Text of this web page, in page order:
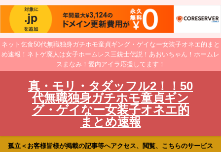
ネット乞食50代無職独身ガチホモ童貞ギング・ゲイなー女装子オネエ的まと
め速報！ネトゲ廃人は女子ホームレス三銃士伝説！あおいちゃん！ホームレ
スまなみ！愛内アイラ応援してます！
真・モリ・タダッフル2！！50
代無職独身ガチホモ童貞ギン
グ・ゲイなー女装子オネエ的
まとめ速報
孤立＜お客様皆様が掲載の記事等へアクセス、閲覧、こちらのサービス